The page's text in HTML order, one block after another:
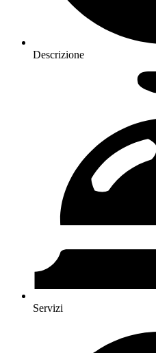
Descrizione
Servizi